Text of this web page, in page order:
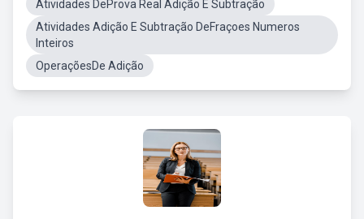
Atividades DeProva Real Adição E Subtração
Atividades Adição E Subtração DeFraçoes Numeros
Inteiros
OperaçõesDe Adição